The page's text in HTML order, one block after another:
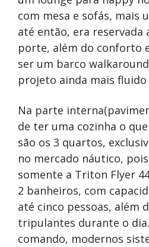
com mesa e sofás, mais
até então, era reservada
porte, além do conforto
ser um barco
projeto ainda mais fluido
Na parte
de ter uma cozinha o
são os 3 quartos,
no mercado náutico,
somente a Triton Flyer
2 banheiros, com
até cinco pessoas, além
tripulantes durante o
comando, modernos